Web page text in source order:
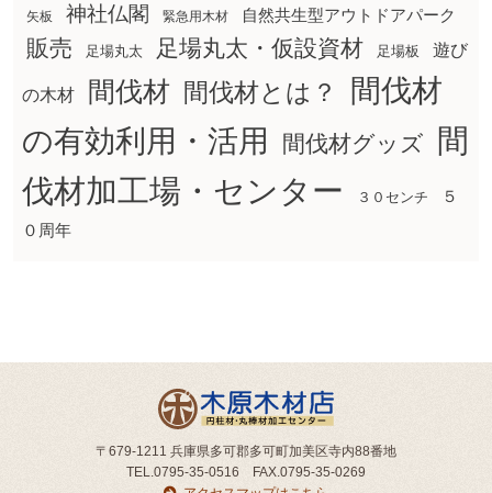
矢板 神社仏閣 緊急用木材 自然共生型アウトドアパーク
販売 足場丸太 足場丸太・仮設資材 足場板 遊び
の木材 間伐材 間伐材とは？
間伐材
の有効利用・活用
間伐材グッズ
間
伐材加工場・センター
３０センチ
５
０周年
〒679-1211 兵庫県多可郡多可町加美区寺内88番地
TEL.0795-35-0516 FAX.0795-35-0269